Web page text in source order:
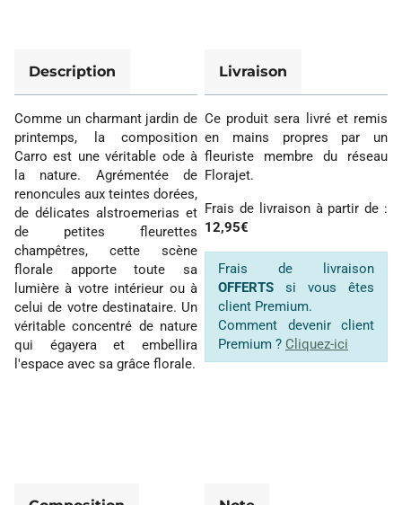
Description
Comme un charmant jardin de
printemps, la composition
Carro est une véritable ode à
la nature. Agrémentée de
renoncules aux teintes dorées,
de délicates alstroemerias et
de petites fleurettes
champêtres, cette scène
florale apporte toute sa
lumière à votre intérieur ou à
celui de votre destinataire. Un
véritable concentré de nature
qui égayera et embellira
l'espace avec sa grâce florale.
Livraison
Ce produit sera livré et remis
en mains propres par un
fleuriste membre du réseau
Florajet.
Frais de livraison à partir de :
12,95€
Frais de livraison
OFFERTS si vous êtes
client Premium.
Comment devenir client
Premium ? Cliquez-ici